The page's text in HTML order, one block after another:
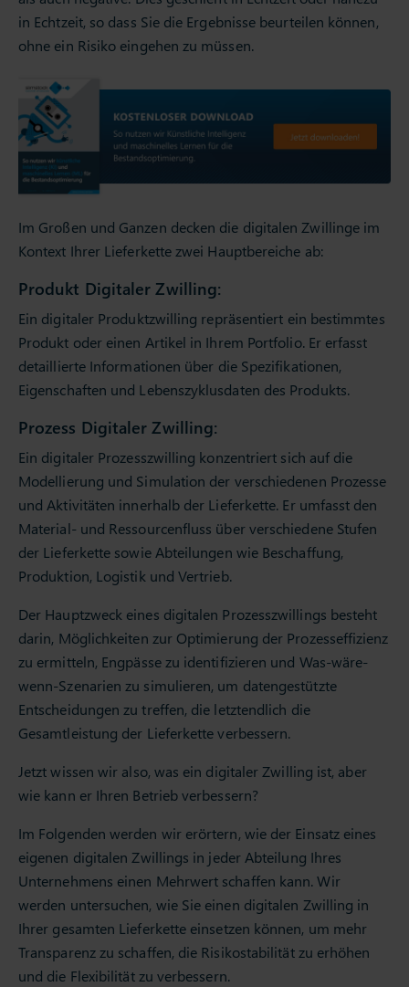
in Echtzeit, so dass Sie die Ergebnisse beurteilen können,
ohne ein Risiko eingehen zu müssen.
Im Großen und Ganzen decken die digitalen Zwillinge im
Kontext Ihrer Lieferkette zwei Hauptbereiche ab:
Produkt Digitaler Zwilling:
Ein digitaler Produktzwilling repräsentiert ein bestimmtes
Produkt oder einen Artikel in Ihrem Portfolio. Er erfasst
detaillierte Informationen über die Spezifikationen,
Eigenschaften und Lebenszyklusdaten des Produkts.
Prozess Digitaler Zwilling:
Ein digitaler Prozesszwilling konzentriert sich auf die
Modellierung und Simulation der verschiedenen Prozesse
und Aktivitäten innerhalb der Lieferkette. Er umfasst den
Material- und Ressourcenfluss über verschiedene Stufen
der Lieferkette sowie Abteilungen wie Beschaffung,
Produktion, Logistik und Vertrieb.
Der Hauptzweck eines digitalen Prozesszwillings besteht
darin, Möglichkeiten zur Optimierung der Prozesseffizienz
zu ermitteln, Engpässe zu identifizieren und Was-wäre-
wenn-Szenarien zu simulieren, um datengestützte
Entscheidungen zu treffen, die letztendlich die
Gesamtleistung der Lieferkette verbessern.
Jetzt wissen wir also, was ein digitaler Zwilling ist, aber
wie kann er Ihren Betrieb verbessern?
Im Folgenden werden wir erörtern, wie der Einsatz eines
eigenen digitalen Zwillings in jeder Abteilung Ihres
Unternehmens einen Mehrwert schaffen kann. Wir
werden untersuchen, wie Sie einen digitalen Zwilling in
Ihrer gesamten Lieferkette einsetzen können, um mehr
Transparenz zu schaffen, die Risikostabilität zu erhöhen
und die Flexibilität zu verbessern.